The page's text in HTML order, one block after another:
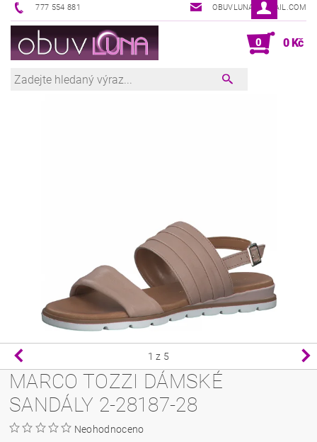
777 554 881 OBUVLUNA@GMAIL.COM
0 0 Kč
1 z 5
MARCO TOZZI DÁMSKÉ
SANDÁLY 2-28187-28
Neohodnoceno